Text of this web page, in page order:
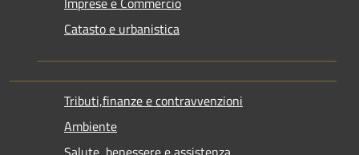
Catasto e urbanistica
Tributi,finanze e contravvenzioni
Ambiente